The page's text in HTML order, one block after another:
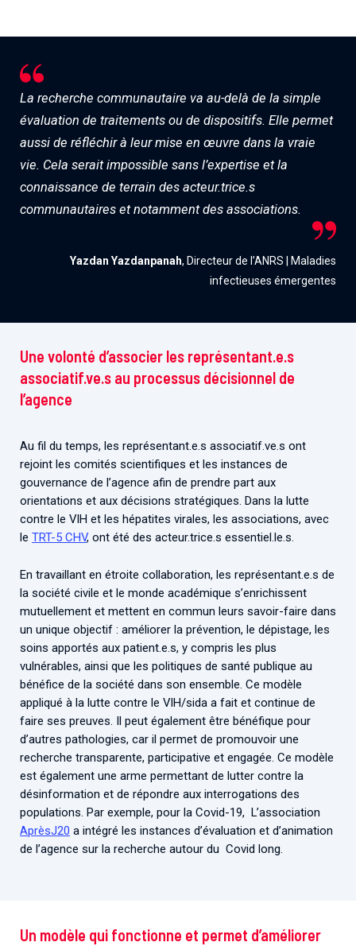
La recherche communautaire va au-delà de la simple
évaluation de traitements ou de dispositifs. Elle permet
aussi de réfléchir à leur mise en œuvre dans la vraie
vie. Cela serait impossible sans l’expertise et la
connaissance de terrain des acteur.trice.s
communautaires et notamment des associations.
Yazdan Yazdanpanah, Directeur de l’ANRS | Maladies
infectieuses émergentes
Une volonté d’associer les représentant.e.s
associatif.ve.s au processus décisionnel de
l’agence
Au fil du temps, les représentant.e.s associatif.ve.s ont
rejoint les comités scientifiques et les instances de
gouvernance de l’agence afin de prendre part aux
orientations et aux décisions stratégiques. Dans la lutte
contre le VIH et les hépatites virales, les associations, avec
le TRT-5 CHV, ont été des acteur.trice.s essentiel.le.s.
En travaillant en étroite collaboration, les représentant.e.s de
la société civile et le monde académique s’enrichissent
mutuellement et mettent en commun leurs savoir-faire dans
un unique objectif : améliorer la prévention, le dépistage, les
soins apportés aux patient.e.s, y compris les plus
vulnérables, ainsi que les politiques de santé publique au
bénéfice de la société dans son ensemble. Ce modèle
appliqué à la lutte contre le VIH/sida a fait et continue de
faire ses preuves. Il peut également être bénéfique pour
d’autres pathologies, car il permet de promouvoir une
recherche transparente, participative et engagée. Ce modèle
est également une arme permettant de lutter contre la
désinformation et de répondre aux interrogations des
populations. Par exemple, pour la Covid-19, L’association
AprèsJ20 a intégré les instances d’évaluation et d’animation
de l’agence sur la recherche autour du Covid long.
Un modèle qui fonctionne et permet d’améliorer